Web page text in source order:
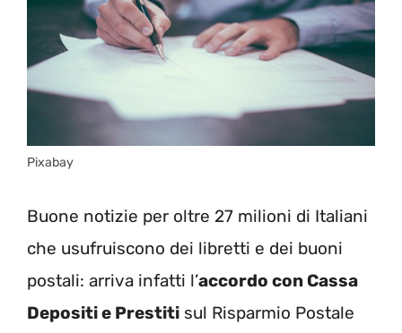
Pixabay
Buone notizie per oltre 27 milioni di Italiani
che usufruiscono dei libretti e dei buoni
postali: arriva infatti l’accordo con Cassa
Depositi e Prestiti sul Risparmio Postale